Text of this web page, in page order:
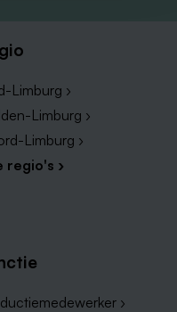
Limburg ›
Limburg ›
Limburg ›
regio's ›
›